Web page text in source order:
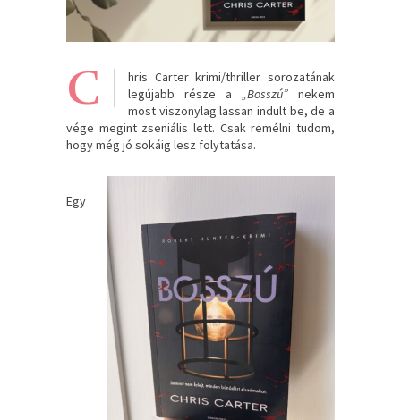
C
hris Carter krimi/thriller sorozatának
legújabb része a „Bosszú” nekem
most viszonylag lassan indult be, de a
vége megint zseniális lett. Csak remélni tudom,
hogy még jó sokáig lesz folytatása.
Egy